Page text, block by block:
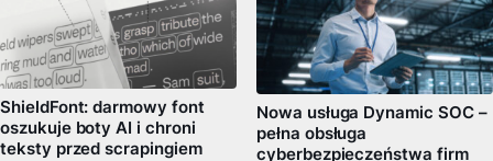
ShieldFont: darmowy font
oszukuje boty AI i chroni
teksty przed scrapingiem
Nowa usługa Dynamic SOC –
pełna obsługa
cyberbezpieczeństwa firm